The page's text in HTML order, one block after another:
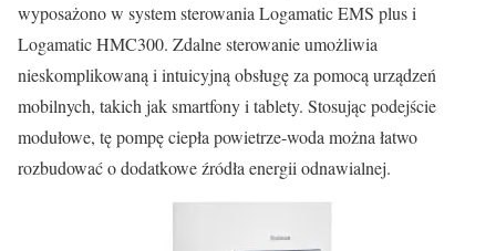
wyposażono w system sterowania Logamatic EMS plus i
Logamatic HMC300. Zdalne sterowanie umożliwia
nieskomplikowaną i intuicyjną obsługę za pomocą urządzeń
mobilnych, takich jak smartfony i tablety. Stosując podejście
modułowe, tę pompę ciepła powietrze-woda można łatwo
rozbudować o dodatkowe źródła energii odnawialnej.